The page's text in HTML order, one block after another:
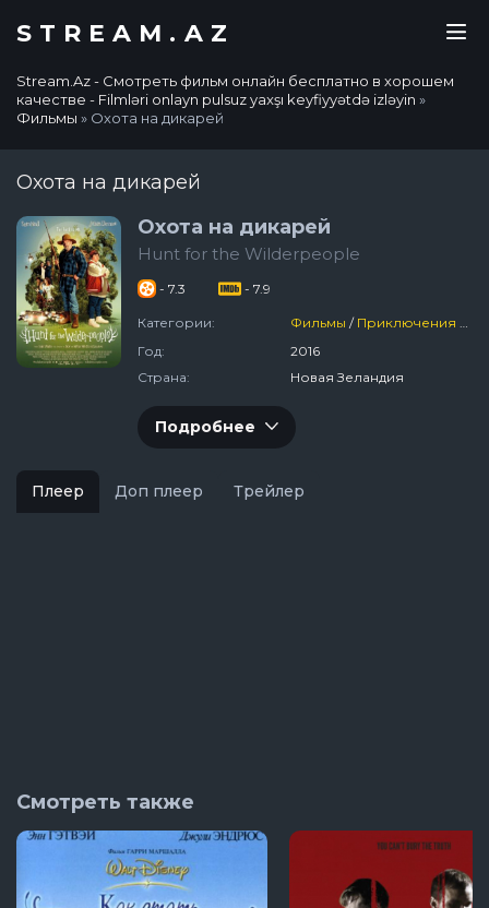
STREAM.AZ
Stream.Az - Смотреть фильм онлайн бесплатно в хорошем
качестве - Filmləri onlayn pulsuz yaxşı keyfiyyətdə izləyin »
Фильмы » Охота на дикарей
Охота на дикарей
Охота на дикарей
Hunt for the Wilderpeople
- 7.3 - 7.9
Категории: Фильмы / Приключения /
Год:
2016
Страна:
Новая Зеландия
Подробнее
Плеер Доп плеер Трейлер
Смотреть также